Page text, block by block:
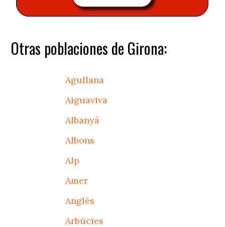
Otras poblaciones de Girona:
Agullana
Aiguaviva
Albanyà
Albons
Alp
Amer
Anglès
Arbúcies